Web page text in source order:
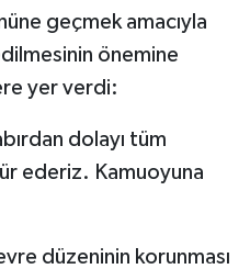
geçmek amacıyla
önemine
yer verdi:
dolayı tüm
ederiz. Kamuoyuna
düzeninin korunması